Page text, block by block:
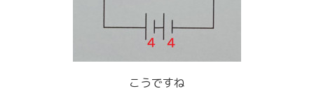
こうですね